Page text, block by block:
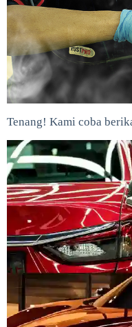
Tenang! Kami coba